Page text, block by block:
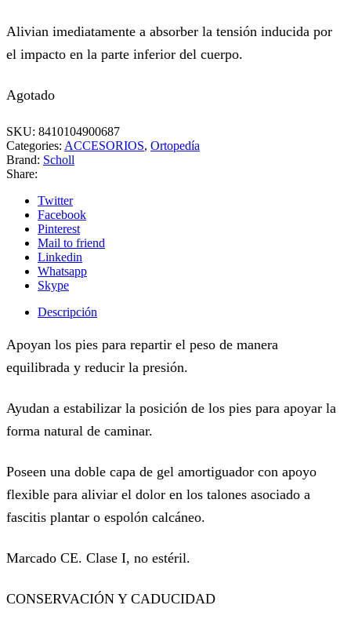
Alivian imediatamente a absorber la tensión inducida por
el impacto en la parte inferior del cuerpo.
Agotado
SKU: 8410104900687
Categories: ACCESORIOS, Ortopedía
Brand: Scholl
Share:
Twitter
Facebook
Pinterest
Mail to friend
Linkedin
Whatsapp
Skype
Descripción
Apoyan los pies para repartir el peso de manera
equilibrada y reducir la presión.
Ayudan a estabilizar la posición de los pies para apoyar la
forma natural de caminar.
Poseen una doble capa de gel amortiguador con apoyo
flexible para aliviar el dolor en los talones asociado a
fascitis plantar o espolón calcáneo.
Marcado CE. Clase I, no estéril.
CONSERVACIÓN Y CADUCIDAD